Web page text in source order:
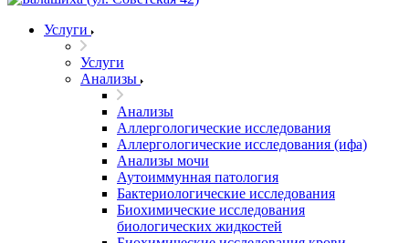
Услуги
Услуги
Анализы
Анализы
Аллергологические исследования
Аллергологические исследования (ифа)
Анализы мочи
Аутоиммунная патология
Бактериологические исследования
Биохимические исследования
биологических жидкостей